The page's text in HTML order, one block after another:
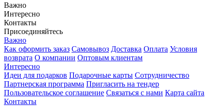
Важно
Интересно
Контакты
Присоединяйтесь
Важно
Как оформить заказ Самовывоз Доставка Оплата Условия
возврата О компании Оптовым клиентам
Интересно
Идеи для подарков Подарочные карты Сотрудничество
Партнерская программа Пригласить на тендер
Пользовательское соглашение Связаться с нами Карта сайта
Контакты